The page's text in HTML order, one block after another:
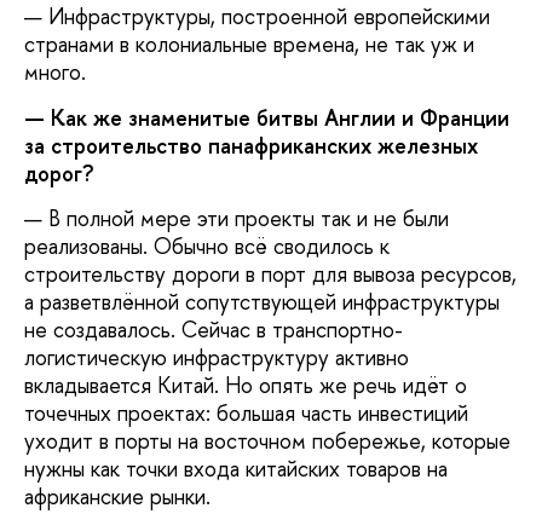
— Инфраструктуры, построенной европейскими
странами в колониальные времена, не так уж и
много.
— Как же знаменитые битвы Англии и Франции
за строительство панафриканских железных
дорог?
— В полной мере эти проекты так и не были
реализованы. Обычно всё сводилось к
строительству дороги в порт для вывоза ресурсов,
а разветвлённой сопутствующей инфраструктуры
не создавалось. Сейчас в транспортно-
логистическую инфраструктуру активно
вкладывается Китай. Но опять же речь идёт о
точечных проектах: большая часть инвестиций
уходит в порты на восточном побережье, которые
нужны как точки входа китайских товаров на
африканские рынки.